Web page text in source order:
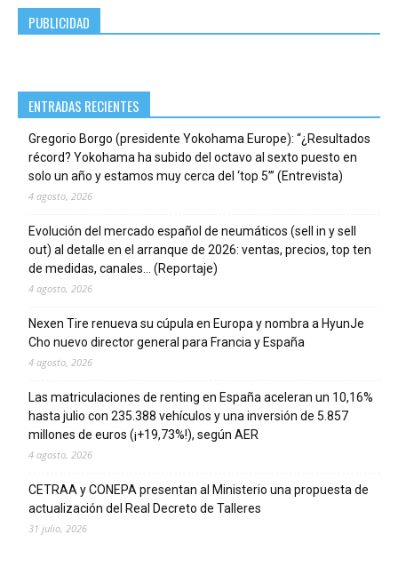
PUBLICIDAD
ENTRADAS RECIENTES
Gregorio Borgo (presidente Yokohama Europe): “¿Resultados
récord? Yokohama ha subido del octavo al sexto puesto en
solo un año y estamos muy cerca del ‘top 5’” (Entrevista)
4 agosto, 2026
Evolución del mercado español de neumáticos (sell in y sell
out) al detalle en el arranque de 2026: ventas, precios, top ten
de medidas, canales… (Reportaje)
4 agosto, 2026
Nexen Tire renueva su cúpula en Europa y nombra a HyunJe
Cho nuevo director general para Francia y España
4 agosto, 2026
Las matriculaciones de renting en España aceleran un 10,16%
hasta julio con 235.388 vehículos y una inversión de 5.857
millones de euros (¡+19,73%!), según AER
4 agosto, 2026
CETRAA y CONEPA presentan al Ministerio una propuesta de
actualización del Real Decreto de Talleres
31 julio, 2026